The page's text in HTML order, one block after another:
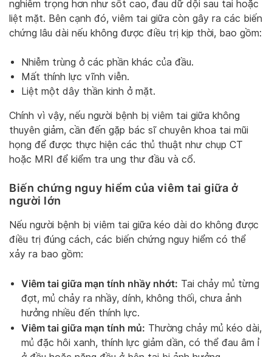
nghiêm trọng hơn như sốt cao, đau dữ dội sau tai hoặc
liệt mặt. Bên cạnh đó, viêm tai giữa còn gây ra các biến
chứng lâu dài nếu không được điều trị kịp thời, bao gồm:
Nhiễm trùng ở các phần khác của đầu.
Mất thính lực vĩnh viễn.
Liệt một dây thần kinh ở mặt.
Chính vì vậy, nếu người bệnh bị viêm tai giữa không
thuyên giảm, cần đến gặp bác sĩ chuyên khoa tai mũi
họng để được thực hiện các thủ thuật như chụp CT
hoặc MRI để kiểm tra ung thư đầu và cổ.
Biến chứng nguy hiểm của viêm tai giữa ở
người lớn
Nếu người bệnh bị viêm tai giữa kéo dài do không được
điều trị đúng cách, các biến chứng nguy hiểm có thể
xảy ra bao gồm:
Viêm tai giữa mạn tính nhầy nhớt: Tai chảy mủ từng
đợt, mủ chảy ra nhầy, dính, không thối, chưa ảnh
hưởng nhiều đến thính lực.
Viêm tai giữa mạn tính mủ: Thường chảy mủ kéo dài,
mủ đặc hôi xanh, thính lực giảm dần, có thể đau âm ỉ